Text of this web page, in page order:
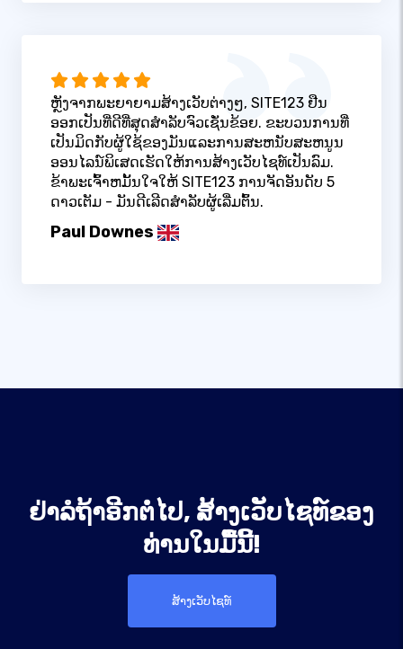
ຫຼັງຈາກພະຍາຍາມສ້າງເວັບຕ່າງໆ, SITE123 ຢືນ
ອອກເປັນທີ່ດີທີ່ສຸດສໍາລັບຈົວເຊັ່ນຂ້ອຍ. ຂະບວນການທີ່
ເປັນມິດກັບຜູ້ໃຊ້ຂອງມັນແລະການສະຫນັບສະຫນູນ
ອອນໄລນ໌ພິເສດເຮັດໃຫ້ການສ້າງເວັບໄຊທ໌ເປັນລົມ.
ຂ້າພະເຈົ້າຫມັ້ນໃຈໃຫ້ SITE123 ການຈັດອັນດັບ 5
ດາວເຕັມ - ມັນດີເລີດສໍາລັບຜູ້ເລີ່ມຕົ້ນ.
Paul Downes
ຢ່າລໍຖ້າອີກຕໍ່ໄປ, ສ້າງເວັບໄຊທ໌ຂອງ
ທ່ານໃນມື້ນີ້!
ສ້າງເວັບໄຊທ໌